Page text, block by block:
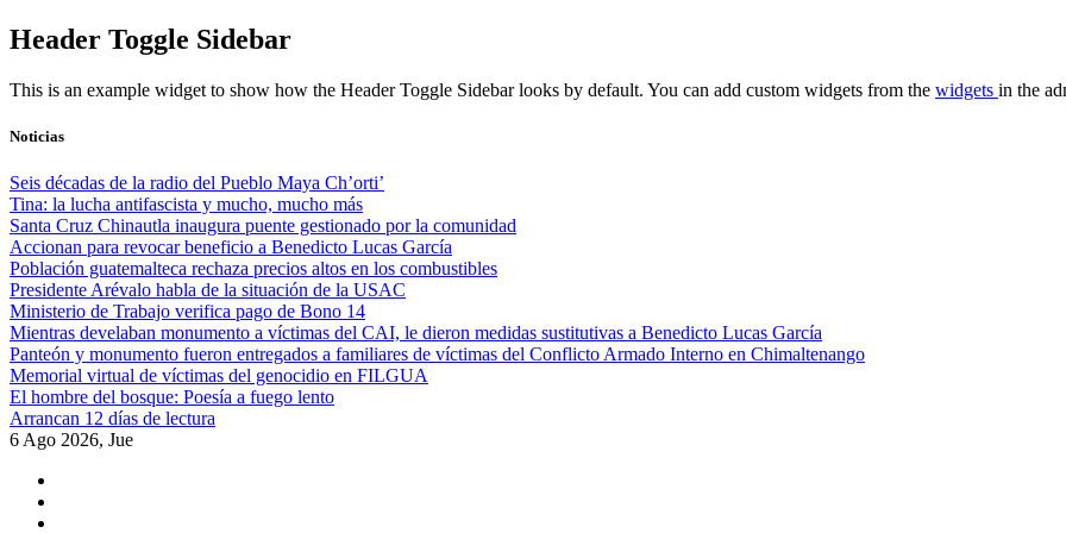
Skip
to
Header Toggle Sidebar
This is an example widget to show how the Header Toggle Sidebar looks by default. You can add custom widgets from the widgets in the
Noticias
Seis décadas de la radio del Pueblo Maya Ch’orti’
Tina: la lucha antifascista y mucho, mucho más
Santa Cruz Chinautla inaugura puente gestionado por la comunidad
Accionan para revocar beneficio a Benedicto Lucas García
Población guatemalteca rechaza precios altos en los combustibles
Presidente Arévalo habla de la situación de la USAC
Ministerio de Trabajo verifica pago de Bono 14
Mientras develaban monumento a víctimas del CAI, le dieron medidas sustitutivas a Benedicto Lucas García
Panteón y monumento fueron entregados a familiares de víctimas del Conflicto Armado Interno en Chimaltenango
Memorial virtual de víctimas del genocidio en FILGUA
El hombre del bosque: Poesía a fuego lento
Arrancan 12 días de lectura
6 Ago 2026, Jue